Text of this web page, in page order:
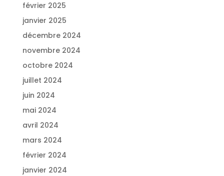
février 2025
janvier 2025
décembre 2024
novembre 2024
octobre 2024
juillet 2024
juin 2024
mai 2024
avril 2024
mars 2024
février 2024
janvier 2024